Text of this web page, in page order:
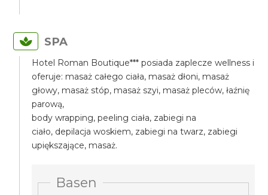
SPA
Hotel Roman Boutique*** posiada zaplecze wellness i
oferuje: masaż całego ciała, masaż dłoni, masaż
głowy, masaż stóp, masaż szyi, masaż pleców, łaźnię
parową,
body wrapping, peeling ciała, zabiegi na
ciało, depilacja woskiem, zabiegi na twarz, zabiegi
upiększające, masaż.
Basen